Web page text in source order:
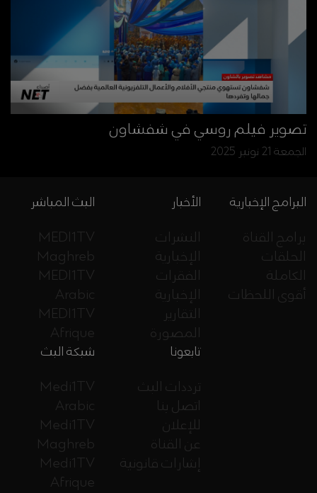
تصوير فيلم روسي في شفشاون
الجمعة 21 نونبر 2025
البث المباشر
MEDI1TV
Maghreb
MEDI1TV
Arabic
MEDI1TV
Afrique
الأخبار
النشرات
الإخبارية
الفقرات
الإخبارية
التقارير
المصورة
البرامج الإخبارية
برامج القناة
الحلقات
الكاملة
أقوى اللحظات
شبكة البث
Medi1TV
Arabic
Medi1TV
Maghreb
Medi1TV
Afrique
تابعونا
ترددات البث
اتصل بنا
للإعلان
عن القناة
إشارات قانونية